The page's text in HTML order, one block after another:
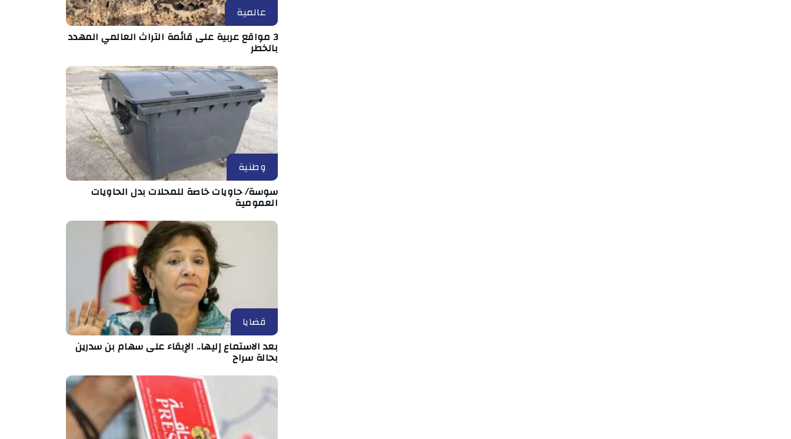
عالمية
3 مواقع عربية على قائمة التراث العالمي المهدد
بالخطر
وطنية
سوسة/ حاويات خاصة للمحلات بدل الحاويات
العمومية
قضايا
بعد الاستماع إليها.. الإبقاء على سهام بن سدرين
بحالة سراح